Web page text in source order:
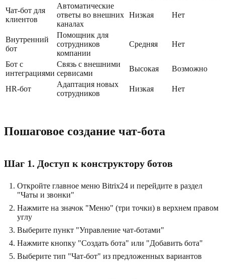
Чат-бот для
клиентов
Автоматические
ответы во внешних
каналах
Низкая Нет
Внутренний
бот
Помощник для
сотрудников
компании
Средняя Нет
Бот с
интеграциями
Связь с внешними
сервисами
Высокая Возможно
HR-бот
Адаптация новых
сотрудников
Низкая Нет
Пошаговое создание чат-бота
Шаг 1. Доступ к конструктору ботов
Откройте главное меню Bitrix24 и перейдите в раздел
"Чаты и звонки"
Нажмите на значок "Меню" (три точки) в верхнем правом
углу
Выберите пункт "Управление чат-ботами"
Нажмите кнопку "Создать бота" или "Добавить бота"
Выберите тип "Чат-бот" из предложенных вариантов